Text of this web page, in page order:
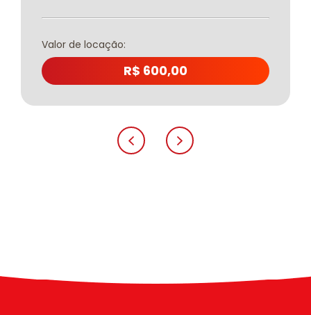
Valor de locação:
R$ 600,00